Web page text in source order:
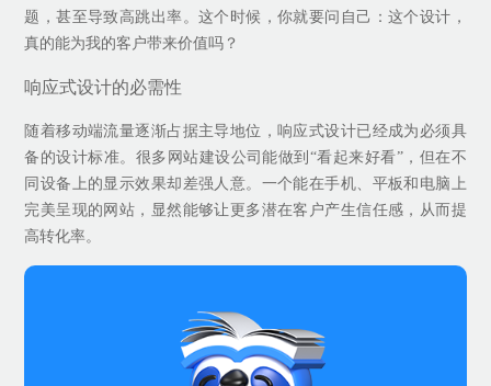
题，甚至导致高跳出率。这个时候，你就要问自己：这个设计，
真的能为我的客户带来价值吗？
响应式设计的必需性
随着移动端流量逐渐占据主导地位，响应式设计已经成为必须具
备的设计标准。很多网站建设公司能做到“看起来好看”，但在不
同设备上的显示效果却差强人意。一个能在手机、平板和电脑上
完美呈现的网站，显然能够让更多潜在客户产生信任感，从而提
高转化率。